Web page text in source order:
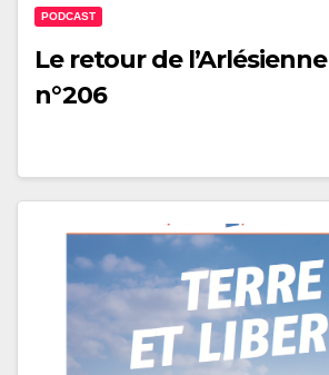
PODCAST
Le retour de l’Arlésienne
n°206